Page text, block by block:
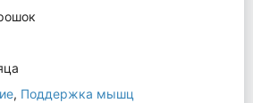
, Поддержка мышц